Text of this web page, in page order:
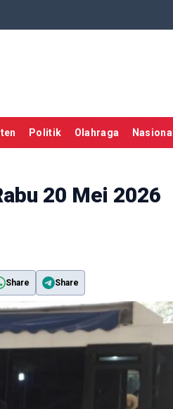
Politik Olahraga Nasional
20 Mei 2026
Share Share